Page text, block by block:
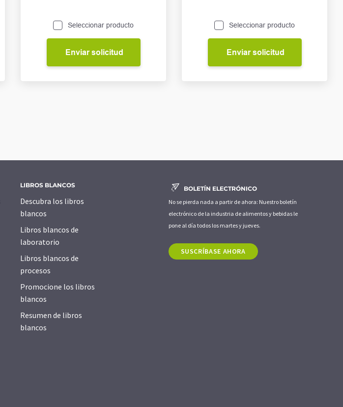
Seleccionar producto
Enviar solicitud
Seleccionar producto
Enviar solicitud
LIBROS BLANCOS
Descubra los libros
blancos
Libros blancos de
laboratorio
Libros blancos de
procesos
Promocione los libros
blancos
Resumen de libros
blancos
BOLETÍN ELECTRÓNICO
No se pierda nada a partir de ahora: Nuestro boletín
electrónico de la industria de alimentos y bebidas le
pone al día todos los martes y jueves.
SUSCRÍBASE AHORA